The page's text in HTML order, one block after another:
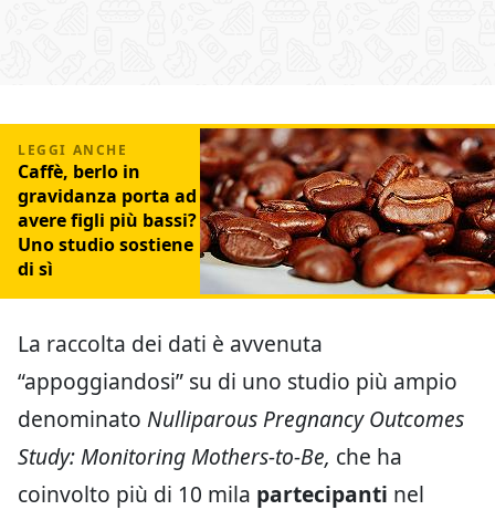
Caffè, berlo in
gravidanza porta ad
avere figli più bassi?
Uno studio sostiene
di sì
La raccolta dei dati è avvenuta
“appoggiandosi” su di uno studio più ampio
denominato Nulliparous Pregnancy Outcomes
Study: Monitoring Mothers-to-Be, che ha
coinvolto più di 10 mila partecipanti nel